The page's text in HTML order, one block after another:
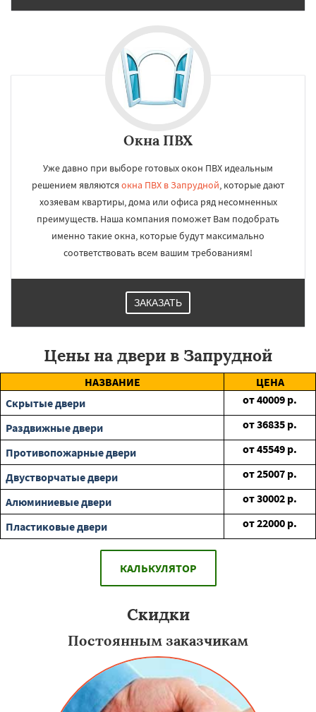
Окна ПВХ
Уже давно при выборе готовых окон ПВХ идеальным
решением являются окна ПВХ в Запрудной, которые дают
хозяевам квартиры, дома или офиса ряд несомненных
преимуществ. Наша компания поможет Вам подобрать
именно такие окна, которые будут максимально
соответствовать всем вашим требованиям!
ЗАКАЗАТЬ
Цены на двери в Запрудной
НАЗВАНИЕ
ЦЕНА
Скрытые двери
от40009 р.
Раздвижные двери
от36835 р.
Противопожарные двери
от45549 р.
Двустворчатые двери
от25007 р.
Алюминиевые двери
от30002 р.
Пластиковые двери
от22000 р.
КАЛЬКУЛЯТОР
Скидки
Постоянным заказчикам